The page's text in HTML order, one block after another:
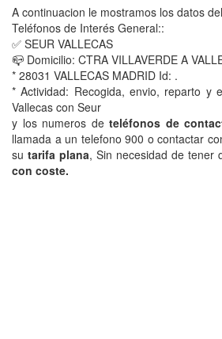
A continuacion le mostramos los datos
Teléfonos de Interés General::
✅ SEUR VALLECAS
📪 Domicilio: CTRA VILLAVERDE A
* 28031 VALLECAS MADRID Id: .
* Actividad: Recogida, envio, reparto y
Vallecas con Seur
y los numeros de teléfonos de
llamada a un telefono 900 o contactar
su tarifa plana, Sin necesidad de tener
con coste.